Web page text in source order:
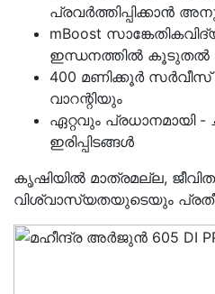
പ്രവർത്തിപ്പിക്കാൻ
mBoost
ഇന്ധനത്തിൽ കൂടുതൽ
400 മണിക്കൂർ
വാറന്റിയും
ഏറ്റവും പ്രധാനമായി
ഇരിപ്പിടങ്ങൾ
കൃഷിയിൽ മാത്രമല്ല,
വിശ്വാസ്യതയുടെയും